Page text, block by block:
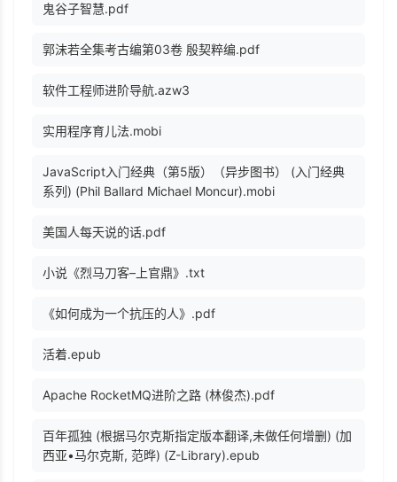
鬼谷子智慧.pdf
郭沫若全集考古编第03卷 殷契粹编.pdf
软件工程师进阶导航.azw3
实用程序育儿法.mobi
JavaScript入门经典（第5版）（异步图书） (入门经典
系列) (Phil Ballard Michael Moncur).mobi
美国人每天说的话.pdf
小说《烈马刀客–上官鼎》.txt
《如何成为一个抗压的人》.pdf
活着.epub
Apache RocketMQ进阶之路 (林俊杰).pdf
百年孤独 (根据马尔克斯指定版本翻译,未做任何增删) (加
西亚•马尔克斯, 范晔) (Z-Library).epub